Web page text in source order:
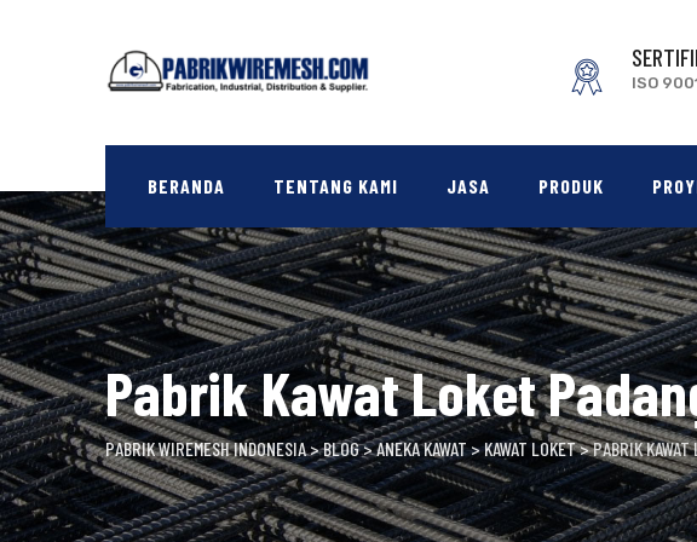
ISO
BERANDA TENTANG KAMI JASA PRODUK
Pabrik Kawat Loket
PABRIK WIREMESH INDONESIA>BLOG>ANEKA KAWAT>KAWAT LOKET>PABRIK KAWAT